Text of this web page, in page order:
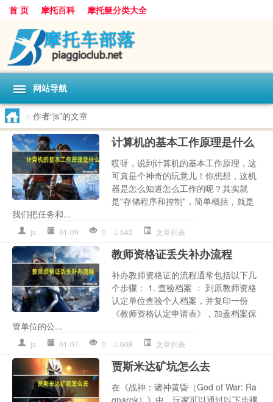
首 页 摩托百科 摩托艇分类大全
网站导航
> 作者“js”的文章
计算机的基本工作原理是什么
哎呀，说到计算机的基本工作原理，这
可真是个神奇的玩意儿！你想想，这机
器是怎么知道怎么工作的呢？其实就
是"存储程序和控制"，简单概括，就是
我们把任务和...
js 01-09 0 542 文章列表
教师资格证丢失补办流程
补办教师资格证的流程通常包括以下几
个步骤： 1. 查验档案 ： 到原教师资格
认定单位查验个人档案，并复印一份
《教师资格认定申请表》，加盖档案保
管单位的公...
js 01-07 0 608 文章列表
贾斯米达矿坑怎么去
在《战神：诸神黄昏（God of War: Ra